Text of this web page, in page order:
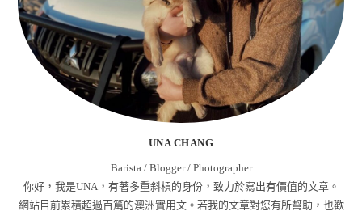
UNA CHANG
Barista / Blogger / Photographer
你好，我是UNA，有著多重斜槓的身份，致力於寫出有價值的文章。
網站目前累積超過百篇的澳洲實用文。若我的文章對您有所幫助，也歡